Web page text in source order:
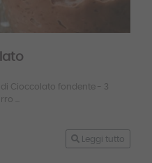
di Cioccolato fondente - 3
...
Leggi tutto